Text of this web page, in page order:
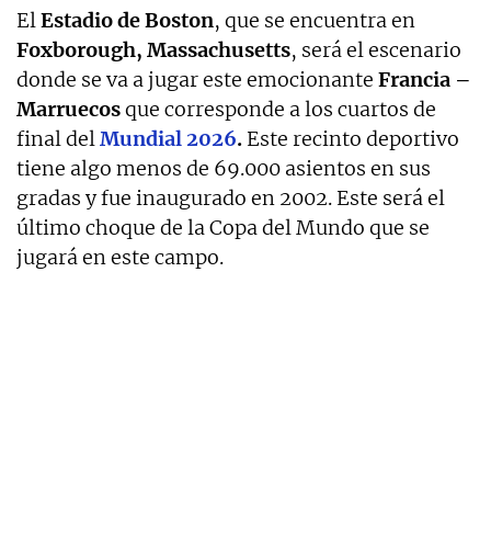
ElEstadio de Boston, que se encuentra en
Foxborough, Massachusetts, será el escenario
donde se va a jugar este emocionante Francia –
Marruecosque corresponde a los cuartos de
final delMundial 2026. Este recinto deportivo
tiene algo menos de 69.000 asientos en sus
gradas y fue inaugurado en 2002. Este será el
último choque de la Copa del Mundo que se
jugará en este campo.